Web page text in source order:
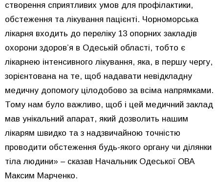
створення сприятливих умов для профілактики,
обстеження та лікування пацієнті. Чорноморська
лікарня входить до переліку 13 опорних закладів
охорони здоров’я в Одеській області, тобто є
лікарнею інтенсивного лікування, яка, в першу чергу,
зорієнтована на те, щоб надавати невідкладну
медичну допомогу цілодобово за всіма напрямками.
Тому нам було важливо, щоб і цей медичний заклад
мав унікальний апарат, який дозволить нашим
лікарям швидко та з надзвичайною точністю
проводити обстеження будь-якого органу чи ділянки
тіла людини» – сказав Начальник Одеської ОВА
Максим Марченко.